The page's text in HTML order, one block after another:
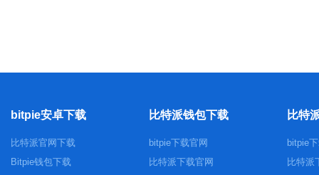
bitpie安卓下载
比特派官网下载
Bitpie钱包下载
比特派钱包下载
bitpie下载官网
比特派下载官网
比特
bitpie
比特派